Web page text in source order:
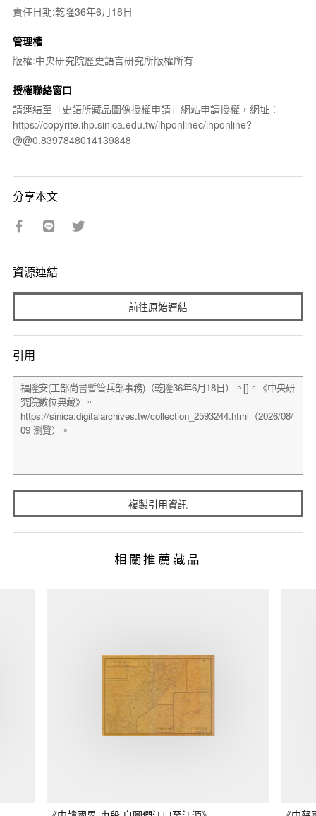
責任日期:乾隆36年6月18日
管理權
版權:中央研究院歷史語言研究所版權所有
授權聯絡窗口
請連結至「史語所藏品圖像授權申請」網站申請授權，網址：
https://copyrite.ihp.sinica.edu.tw/ihponlinec/ihponline?
@@0.8397848014139848
分享本文
資源連結
前往原始連結
引用
複製引用資訊
相關推薦藏品